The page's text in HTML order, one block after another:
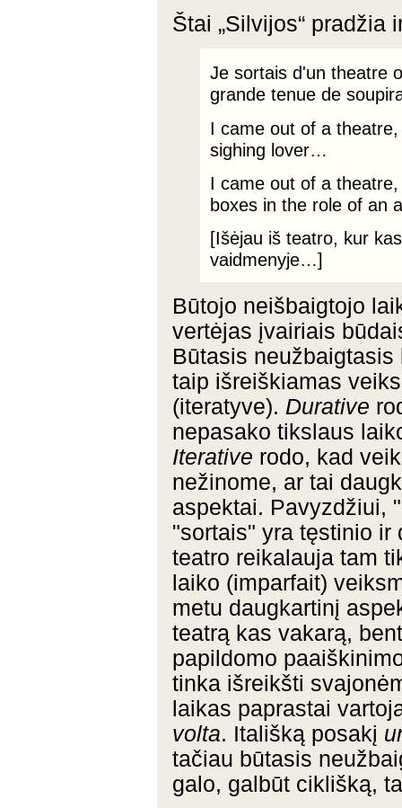
Štai „Silvijos“ pradžia
Je sortais d'un theatre
grande tenue de
I came out of a
sighing lover…
I came out of a
boxes in the role of an
[Išėjau iš teatro, kur
vaidmenyje…]
Būtojo neišbaigtojo
vertėjas įvairiais
Būtasis
taip išreiškiamas
(iteratyve). Durative
nepasako tikslaus
Iterative rodo, kad
nežinome, ar tai
aspektai. Pavyzdžiui,
"sortais" yra tęstinio ir
teatro reikalauja tam
laiko (imparfait)
metu daugkartinį
teatrą kas vakarą,
papildomo
tinka išreikšti
laikas paprastai
volta. Itališką posakį
tačiau būtasis
galo, galbūt ciklišką,